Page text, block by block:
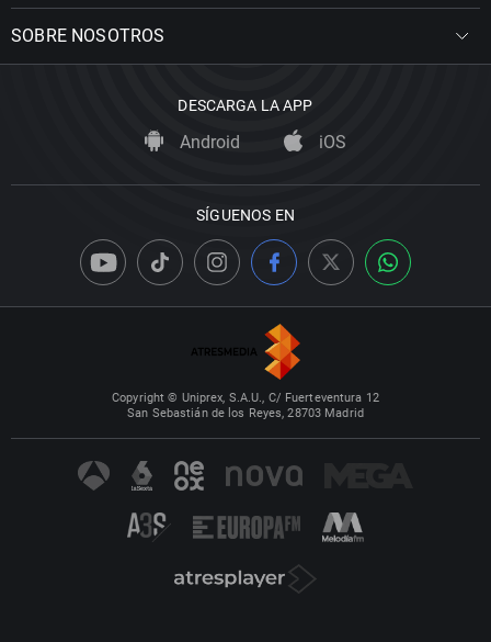
SOBRE NOSOTROS
DESCARGA LA APP
Android iOS
SÍGUENOS EN
Copyright © Uniprex, S.A.U., C/ Fuerteventura 12
San Sebastián de los Reyes, 28703 Madrid